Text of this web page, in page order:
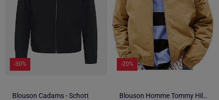
-30%
Blouson Cadams - Schott
-20%
Blouson Homme Tommy Hilfiger